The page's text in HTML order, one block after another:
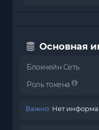
Основная
Блокчейн Сеть
Роль токена
Важно: Нет